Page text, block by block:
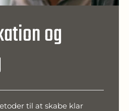
og
til at skabe klar